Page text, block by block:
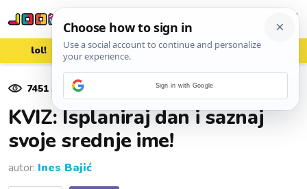
lol! aww vrh! woot?!
7451 pregleda
KVIZ: Isplaniraj dan i saznaj
svoje srednje ime!
autor: Ines Bajić
Sign in with Google